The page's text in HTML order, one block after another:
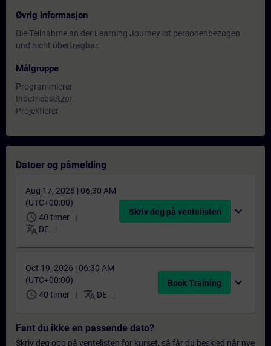
Øvrig informasjon
Die Teilnahme an der Learning Journey ist personenbezogen
und nicht übertragbar.
Målgruppe
Programmierer
Inbetriebsetzer
Projektierer
Datoer og påmelding
Aug 17, 2026 | 06:30 AM
(UTC+00:00)
schedule 40 timer
translate DE
Skriv deg på ventelisten expand_more
Oct 19, 2026 | 06:30 AM
(UTC+00:00)
schedule 40 timer translate DE
Book Training expand_more
Fant du ikke en passende dato?
Skriv deg opp på ventelisten for kurset, så får du beskjed når nye